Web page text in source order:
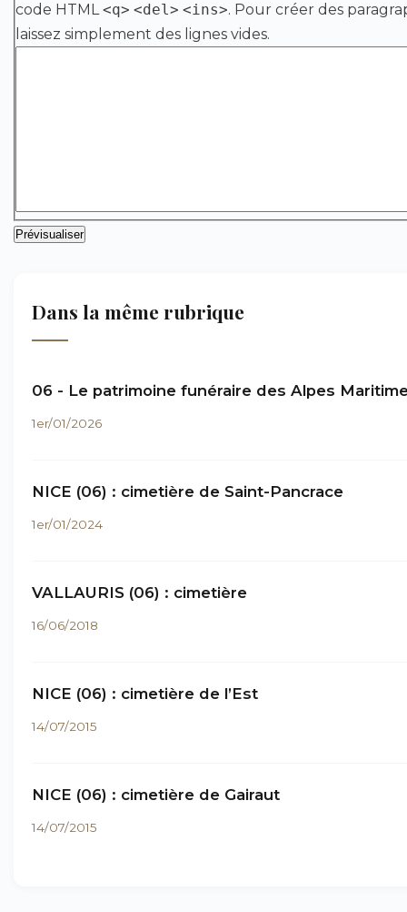
code HTML<q> <del> <ins>. Pour créer des
laissez simplement des lignes vides.
Dans la même rubrique
06 - Le patrimoine funéraire des Alpes
1er/01/2026
NICE (06) : cimetière de Saint-Pancrace
1er/01/2024
VALLAURIS (06) : cimetière
16/06/2018
NICE (06) : cimetière de l’Est
14/07/2015
NICE (06) : cimetière de Gairaut
14/07/2015